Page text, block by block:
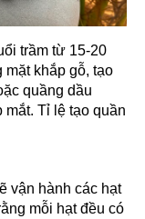
trầm từ 15-20
mặt khắp gỗ, tạo
quầng dầu
Tỉ lệ tạo quần
vận hành các hạt
mỗi hạt đều có